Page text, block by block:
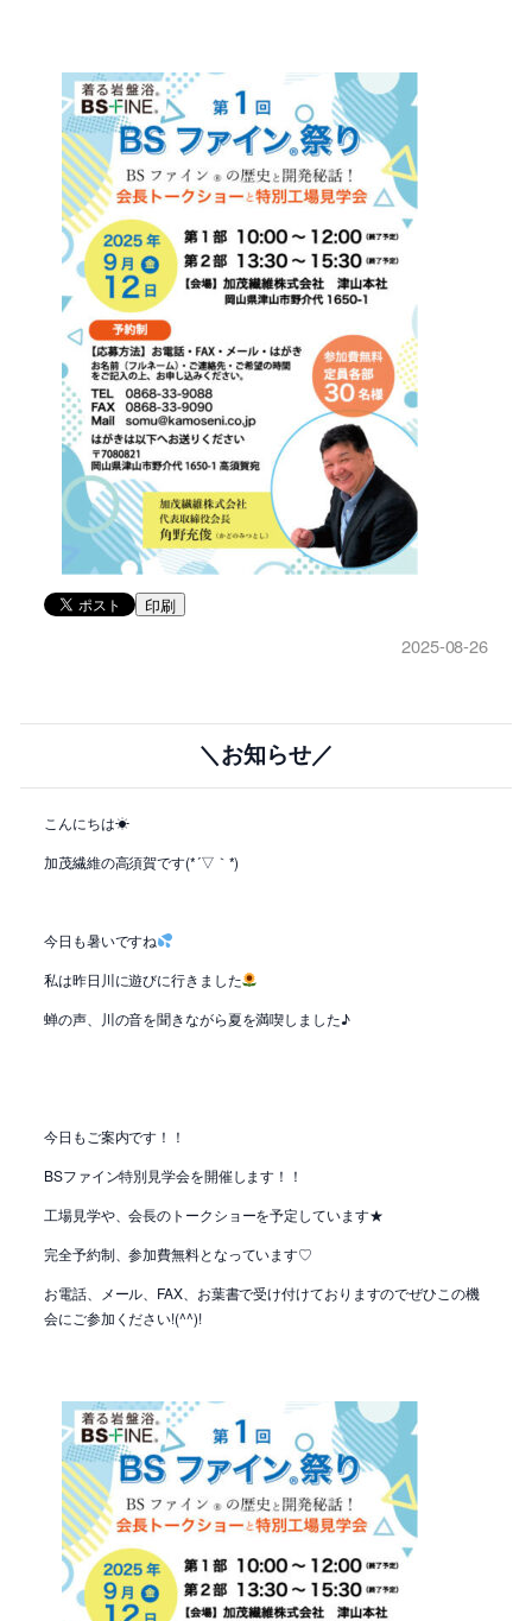
印刷
2025-08-26
＼お知らせ／
こんにちは☀
加茂繊維の高須賀です(*´▽｀*)
今日も暑いですね
私は昨日川に遊びに行きました
蝉の声、川の音を聞きながら夏を満喫しました♪
今日もご案内です！！
BSファイン特別見学会を開催します！！
工場見学や、会長のトークショーを予定しています★
完全予約制、参加費無料となっています♡
お電話、メール、FAX、お葉書で受け付けておりますのでぜひこの機
会にご参加ください!(^^)!